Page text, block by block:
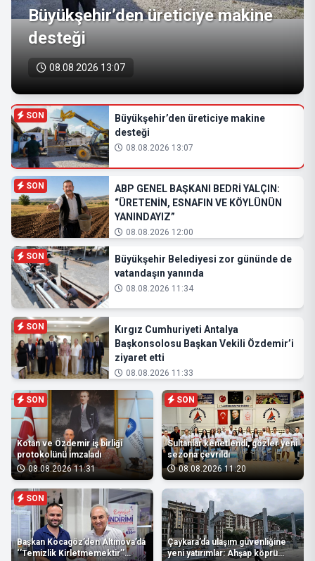
Büyükşehir’den üreticiye makine
desteği
08.08.2026 13:07
SON
Büyükşehir’den üreticiye makine
desteği
08.08.2026 13:07
SON
ABP GENEL BAŞKANI BEDRİ YALÇIN:
“ÜRETENİN, ESNAFIN VE KÖYLÜNÜN
YANINDAYIZ”
08.08.2026 12:00
SON
Büyükşehir Belediyesi zor gününde de
vatandaşın yanında
08.08.2026 11:34
SON
Kırgız Cumhuriyeti Antalya
Başkonsolosu Başkan Vekili Özdemir’i
ziyaret etti
08.08.2026 11:33
SON
Kotan ve Özdemir iş birliği
protokolünü imzaladı
08.08.2026 11:31
SON
Sultanlar kenetlendi, gözler yeni
sezona çevrildi
08.08.2026 11:20
SON
Başkan Kocagöz’den Altınova’da
‘’Temizlik Kirletmemektir’’
Çaykara’da ulaşım güvenliğine
yeni yatırımlar: Ahşap köprü